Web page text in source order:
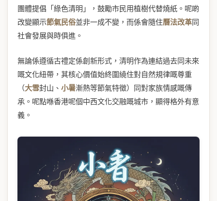
團體提倡「綠色清明」，鼓勵市民用植樹代替燒紙。呢啲
改變顯示節氣民俗並非一成不變，而係會隨住曆法改革同
社會發展與時俱進。
無論係遵循古禮定係創新形式，清明作為連結過去同未來
嘅文化紐帶，其核心價值始終圍繞住對自然規律嘅尊重
（大雪封山、 小暑漸熱等節氣特徵）同對家族情感嘅傳
承。呢點喺香港呢個中西文化交融嘅城市，顯得格外有意
義。